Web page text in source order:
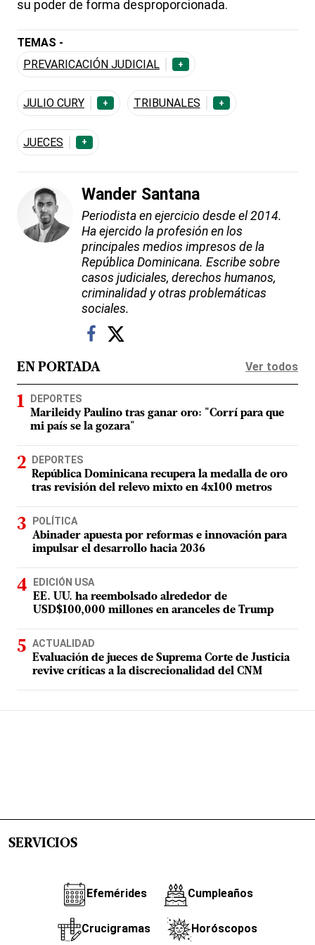
su poder de forma desproporcionada.
TEMAS -
PREVARICACIÓN JUDICIAL
+
JULIO CURY + TRIBUNALES +
JUECES +
Wander Santana
Periodista en ejercicio desde el 2014.
Ha ejercido la profesión en los
principales medios impresos de la
República Dominicana. Escribe sobre
casos judiciales, derechos humanos,
criminalidad y otras problemáticas
sociales.
EN PORTADA Ver todos
DEPORTES
Marileidy Paulino tras ganar oro: "Corrí para que
mi país se la gozara"
DEPORTES
República Dominicana recupera la medalla de oro
tras revisión del relevo mixto en 4x100 metros
POLÍTICA
Abinader apuesta por reformas e innovación para
impulsar el desarrollo hacia 2036
EDICIÓN USA
EE. UU. ha reembolsado alrededor de
USD$100,000 millones en aranceles de Trump
ACTUALIDAD
Evaluación de jueces de Suprema Corte de Justicia
revive críticas a la discrecionalidad del CNM
SERVICIOS
Efemérides Cumpleaños
Crucigramas Horóscopos